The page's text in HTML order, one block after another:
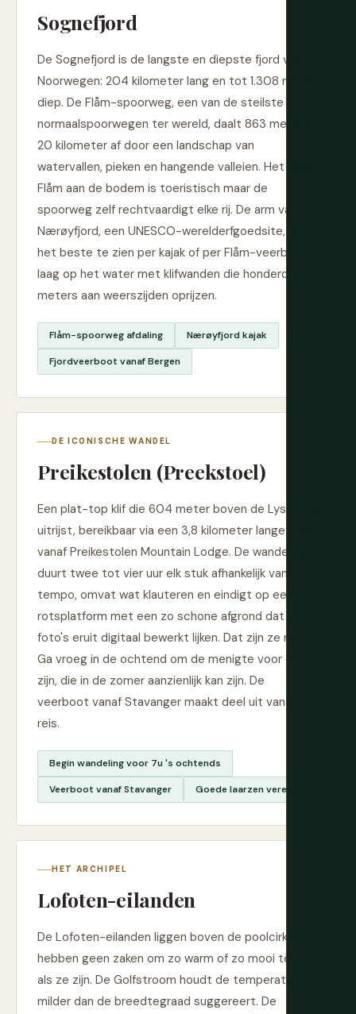
Sognefjord
De Sognefjord is de langste en diepste fjord van
Noorwegen: 204 kilometer lang en tot 1.308 meter
diep. De Flåm-spoorweg, een van de steilste
normaalspoorwegen ter wereld, daalt 863 meter in
20 kilometer af door een landschap van
watervallen, pieken en hangende valleien. Het dorp
Flåm aan de bodem is toeristisch maar de
spoorweg zelf rechtvaardigt elke rij. De arm van
Nærøyfjord, een UNESCO-werelderfgoedsite, is
het beste te zien per kajak of per Flåm-veerboot,
laag op het water met klifwanden die honderden
meters aan weerszijden oprijzen.
Flåm-spoorweg afdaling Nærøyfjord kajak
Fjordveerboot vanaf Bergen
DE ICONISCHE WANDEL
Preikestolen (Preekstoel)
Een plat-top klif die 604 meter boven de Lysefjord
uitrijst, bereikbaar via een 3,8 kilometer lange trail
vanaf Preikestolen Mountain Lodge. De wandeling
duurt twee tot vier uur elk stuk afhankelijk van je
tempo, omvat wat klauteren en eindigt op een
rotsplatform met een zo schone afgrond dat de
foto's eruit digitaal bewerkt lijken. Dat zijn ze niet.
Ga vroeg in de ochtend om de menigte voor te
zijn, die in de zomer aanzienlijk kan zijn. De
veerboot vanaf Stavanger maakt deel uit van de
reis.
Begin wandeling voor 7u 's ochtends
Veerboot vanaf Stavanger Goede laarzen vereist
HET ARCHIPEL
Lofoten-eilanden
De Lofoten-eilanden liggen boven de poolcirkel en
hebben geen zaken om zo warm of zo mooi te zijn
als ze zijn. De Golfstroom houdt de temperaturen
milder dan de breedtegraad suggereert. De